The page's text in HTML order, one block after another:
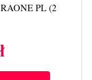
PL (2